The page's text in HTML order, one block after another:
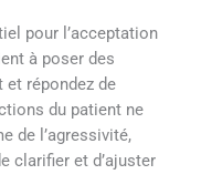
pour l’acceptation
à poser des
répondez de
du patient ne
de l’agressivité,
clarifier et d’ajuster